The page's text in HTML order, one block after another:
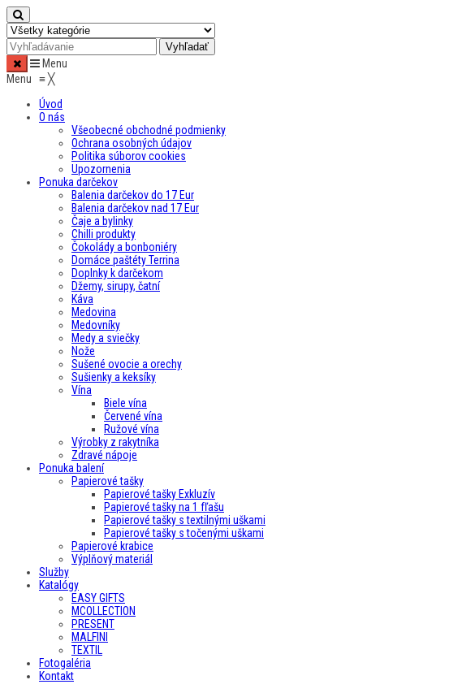
Menu
Menu ≡╳
Úvod
O nás
Všeobecné obchodné podmienky
Ochrana osobných údajov
Politika súborov cookies
Upozornenia
Ponuka darčekov
Balenia darčekov do 17 Eur
Balenia darčekov nad 17 Eur
Čaje a bylinky
Chilli produkty
Čokolády a bonboniéry
Domáce paštéty Terrina
Doplnky k darčekom
Džemy, sirupy, čatní
Káva
Medovina
Medovníky
Medy a sviečky
Nože
Sušené ovocie a orechy
Sušienky a keksíky
Vína
Biele vína
Červené vína
Ružové vína
Výrobky z rakytníka
Zdravé nápoje
Ponuka balení
Papierové tašky
Papierové tašky Exkluzív
Papierové tašky na 1 fľašu
Papierové tašky s textilnými uškami
Papierové tašky s točenými uškami
Papierové krabice
Výplňový materiál
Služby
Katalógy
EASY GIFTS
MCOLLECTION
PRESENT
MALFINI
TEXTIL
Fotogaléria
Kontakt